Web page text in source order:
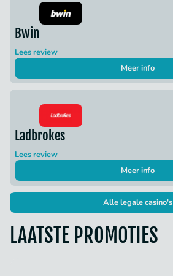
Bwin
Lees review
Meer info
Ladbrokes
Lees review
Meer info
Alle legale casino's
LAATSTE PROMOTIES